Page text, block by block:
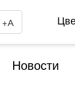
+А
Новости